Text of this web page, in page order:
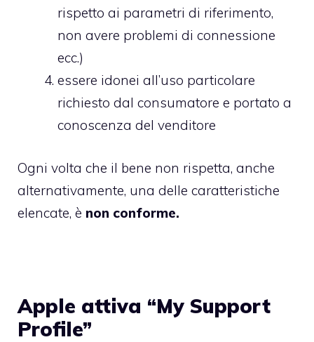
rispetto ai parametri di riferimento,
non avere problemi di connessione
ecc.)
essere idonei all’uso particolare
richiesto dal consumatore e portato a
conoscenza del venditore
Ogni volta che il bene non rispetta, anche
alternativamente, una delle caratteristiche
elencate, è non conforme.
Apple attiva “My Support
Profile”